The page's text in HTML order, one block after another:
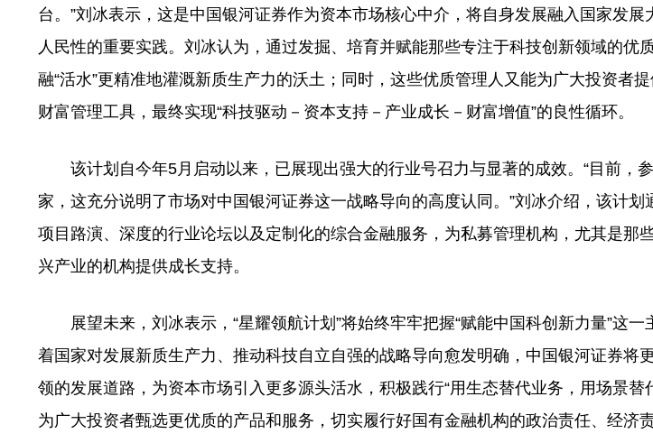
台。”刘冰表示，这是中国银河证券作为资本市场核心中介，将自身发展融入国家发展
人民性的重要实践。刘冰认为，通过发掘、培育并赋能那些专注于科技创新领域的优
融“活水”更精准地灌溉新质生产力的沃土；同时，这些优质管理人又能为广大投资者
财富管理工具，最终实现“科技驱动－资本支持－产业成长－财富增值”的良性循环。
该计划自今年5月启动以来，已展现出强大的行业号召力与显著的成效。“目前，
家，这充分说明了市场对中国银河证券这一战略导向的高度认同。”刘冰介绍，该计
项目路演、深度的行业论坛以及定制化的综合金融服务，为私募管理机构，尤其是那
兴产业的机构提供成长支持。
展望未来，刘冰表示，“星耀领航计划”将始终牢牢把握“赋能中国科创新力量”这一
着国家对发展新质生产力、推动科技自立自强的战略导向愈发明确，中国银河证券将
领的发展道路，为资本市场引入更多源头活水，积极践行“用生态替代业务，用场景替
为广大投资者甄选更优质的产品和服务，切实履行好国有金融机构的政治责任、经济